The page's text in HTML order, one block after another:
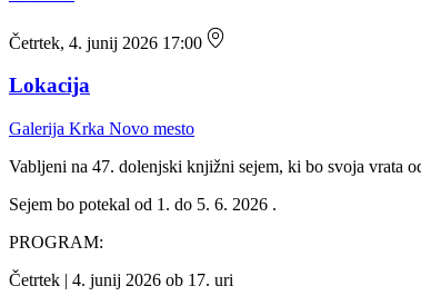
Četrtek, 4. junij 2026 17:00
Lokacija
Galerija Krka Novo mesto
Vabljeni na 47. dolenjski knjižni sejem, ki bo svoja vrata
Sejem bo potekal od 1. do 5. 6. 2026 .
PROGRAM:
Četrtek | 4. junij 2026 ob 17. uri